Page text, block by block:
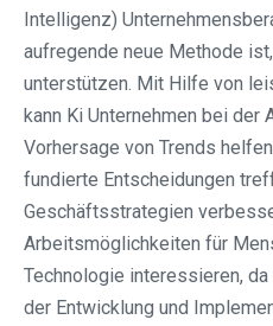
Intelligenz)
aufregende neue Methode
unterstützen. Mit Hilfe von
kann Ki Unternehmen bei der
Vorhersage von Trends
fundierte Entscheidungen
Geschäftsstrategien
Arbeitsmöglichkeiten für
Technologie interessieren,
der Entwicklung und